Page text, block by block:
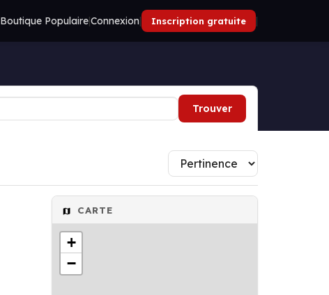
Boutique Populaire|Connexion| Inscription gratuite |
Trouver
CARTE
+
−